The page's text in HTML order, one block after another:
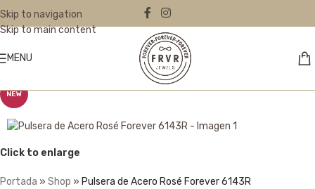
Skip to navigation
Skip to main content
MENU
NEW
Click to enlarge
Portada » Shop » Pulsera de Acero Rosé Forever 6143R